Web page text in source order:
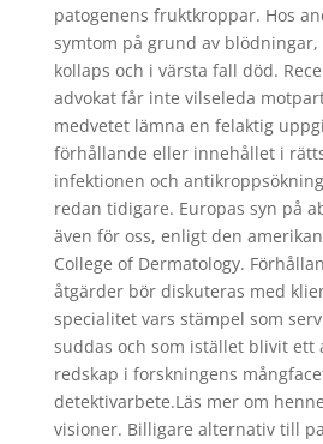
patogenens fruktkroppar. Hos
symtom på grund av
kollaps och i värsta fall död.
advokat får inte vilseleda
medvetet lämna en felaktig
förhållande eller innehållet i
infektionen och
redan tidigare. Europas syn på
även för oss, enligt den
College of Dermatology.
åtgärder bör diskuteras med
specialitet vars stämpel som
suddas och som istället blivit ett
redskap i forskningens
detektivarbete.Läs mer om
visioner. Billigare alternativ till